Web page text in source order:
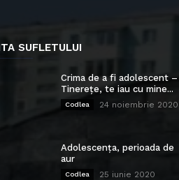
SUFLETULUI
Crima de a fi adolescent –
Tinerețe, te iau cu mine...
Codlea 24 noiembrie 2020
Adolescența, perioada de
aur
Codlea 25 iunie 2020